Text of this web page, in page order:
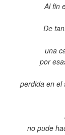
Al fin
De
una
por
perdida en el
no pude